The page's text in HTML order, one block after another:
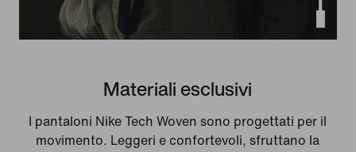
Materiali esclusivi
I pantaloni Nike Tech Woven sono progettati per il
movimento. Leggeri e confortevoli, sfruttano la